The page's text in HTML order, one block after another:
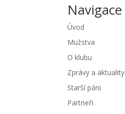
Navigace
Úvod
Mužstva
O klubu
Zprávy a aktuality
Starší páni
Partneři